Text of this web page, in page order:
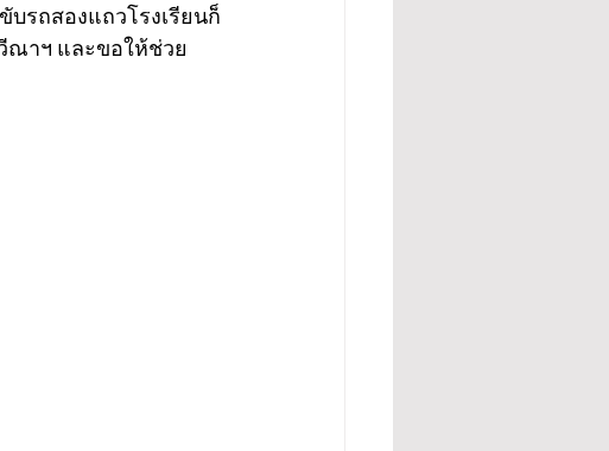
รถสองแถวโรงเรียนก็
ณาฯ และขอให้ช่วย